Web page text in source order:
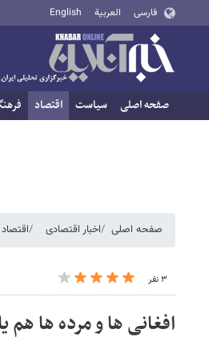
فارسی العربية English
صفحه اصلی سیاست اقتصاد
صفحه اصلی اخبار اقتصادی
۳ نفر
افغانی ها و مرده ها هم